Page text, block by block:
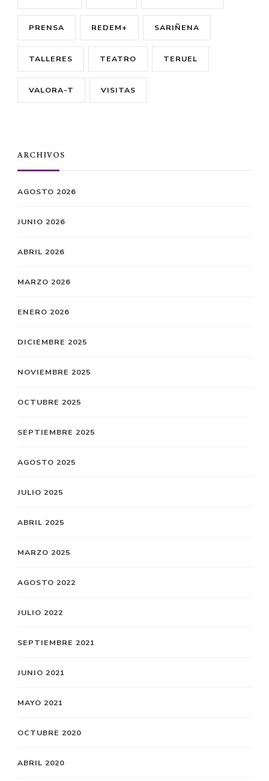
PRENSA REDEM+ SARIÑENA
TALLERES TEATRO TERUEL
VALORA-T VISITAS
ARCHIVOS
AGOSTO 2026
JUNIO 2026
ABRIL 2026
MARZO 2026
ENERO 2026
DICIEMBRE 2025
NOVIEMBRE 2025
OCTUBRE 2025
SEPTIEMBRE 2025
AGOSTO 2025
JULIO 2025
ABRIL 2025
MARZO 2025
AGOSTO 2022
JULIO 2022
SEPTIEMBRE 2021
JUNIO 2021
MAYO 2021
OCTUBRE 2020
ABRIL 2020